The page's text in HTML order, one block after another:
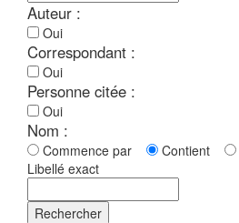
Auteur :
Oui
Correspondant :
Oui
Personne citée :
Oui
Nom :
Commence par Contient
Libellé exact
Rechercher